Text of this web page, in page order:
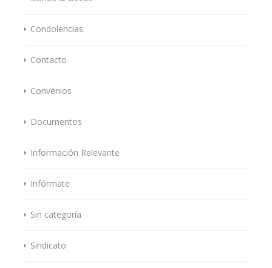
Condolencias
Contacto
Convenios
Documentos
Información Relevante
Infórmate
Sin categoría
Sindicato